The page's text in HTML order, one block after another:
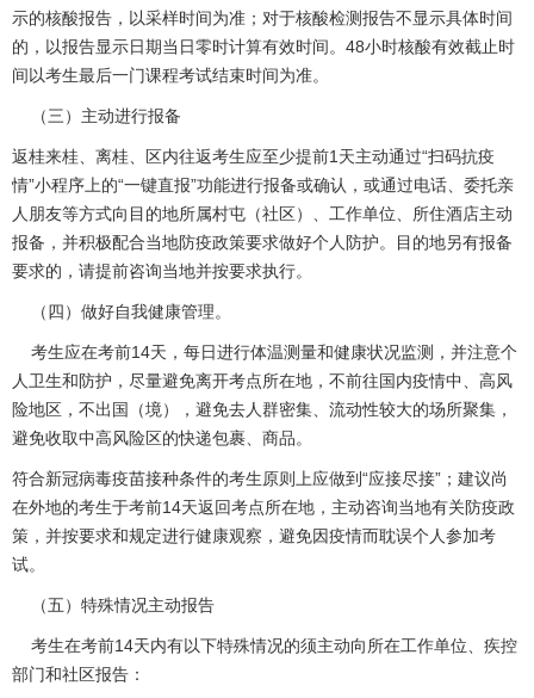
示的核酸报告，以采样时间为准；对于核酸检测报告不显示具体时间
的，以报告显示日期当日零时计算有效时间。48小时核酸有效截止时
间以考生最后一门课程考试结束时间为准。
（三）主动进行报备
返桂来桂、离桂、区内往返考生应至少提前1天主动通过“扫码抗疫
情”小程序上的“一键直报”功能进行报备或确认，或通过电话、委托亲
人朋友等方式向目的地所属村屯（社区）、工作单位、所住酒店主动
报备，并积极配合当地防疫政策要求做好个人防护。目的地另有报备
要求的，请提前咨询当地并按要求执行。
（四）做好自我健康管理。
考生应在考前14天，每日进行体温测量和健康状况监测，并注意个
人卫生和防护，尽量避免离开考点所在地，不前往国内疫情中、高风
险地区，不出国（境），避免去人群密集、流动性较大的场所聚集，
避免收取中高风险区的快递包裹、商品。
符合新冠病毒疫苗接种条件的考生原则上应做到“应接尽接”；建议尚
在外地的考生于考前14天返回考点所在地，主动咨询当地有关防疫政
策，并按要求和规定进行健康观察，避免因疫情而耽误个人参加考
试。
（五）特殊情况主动报告
考生在考前14天内有以下特殊情况的须主动向所在工作单位、疾控
部门和社区报告：